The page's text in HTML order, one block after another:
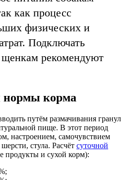
как процесс
физических и
Подключать
щенкам рекомендуют
нормы корма
путём размачивания гранул
пище. В этот период
настроением, самочувствием
стула. Расчёт суточной
продукты и сухой корм):